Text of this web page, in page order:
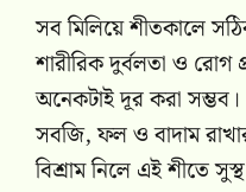
সব মিলিয়ে শীতকালে
শারীরিক দুর্বলতা ও রোগ
অনেকটাই দূর করা সম্ভব।
সবজি, ফল ও বাদাম
বিশ্রাম নিলে এই শীতে